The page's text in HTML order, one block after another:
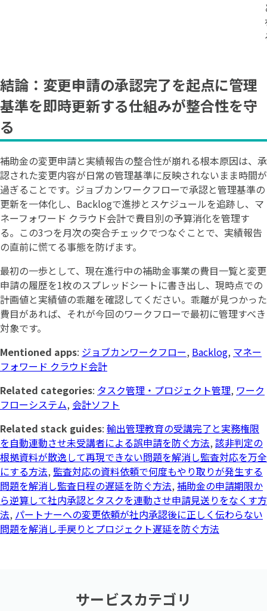
結論：変更申請の承認完了を起点に管理
基準を即時更新する仕組みが整合性を守
る
補助金の変更申請と実績報告の整合性が崩れる根本原因は、承
認された変更内容が日常の管理基準に反映されないまま時間が
過ぎることです。ジョブカンワークフローで承認と管理基準の
更新を一体化し、Backlogで進捗とスケジュールを追跡し、マ
ネーフォワード クラウド会計で費目別の予算消化を管理す
る。この3つを月次の突合チェックでつなぐことで、実績報告
の直前に慌てる事態を防げます。
最初の一歩として、現在進行中の補助金事業の費目一覧と変更
申請の履歴を1枚のスプレッドシートに書き出し、現時点での
計画値と実績値の乖離を確認してください。乖離が見つかった
費目があれば、それが今回のワークフローで最初に管理すべき
対象です。
Mentioned apps: ジョブカンワークフロー, Backlog, マネー
フォワード クラウド会計
Related categories: タスク管理・プロジェクト管理, ワーク
フローシステム, 会計ソフト
Related stack guides: 輸出管理教育の受講完了と実務権限
を自動連動させ未受講者による誤申請を防ぐ方法, 該非判定の
根拠資料が散逸して再現できない問題を解消し監査対応を万全
にする方法, 監査対応の資料依頼で何度もやり取りが発生する
問題を解消し監査日程の遅延を防ぐ方法, 補助金の申請期限か
ら逆算して社内承認とタスクを連動させ申請見送りをなくす方
法, パートナーへの変更依頼が社内承認後に正しく伝わらない
問題を解消し手戻りとプロジェクト遅延を防ぐ方法
サービスカテゴリ